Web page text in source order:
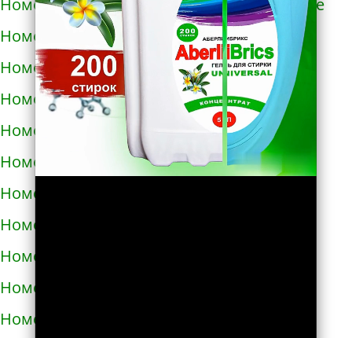
Номера телефонов такси в Новом Роздоле
Номера телефонов такси в Носовке
Номера телефонов такси в Обухове
Номера телефонов такси в Овидиополе
Номера телефонов такси в Овруче
Номера телефонов такси в Одессе
Номера телефонов такси в Олевске
Номера телефонов такси в Орехове
Номера телефонов такси в Очакове
Номера телефонов такси в Павлограде
Номера телефонов такси в Первомайске